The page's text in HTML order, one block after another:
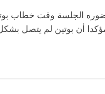
الجلسة وقت خطاب
أن بوتين لم يتصل